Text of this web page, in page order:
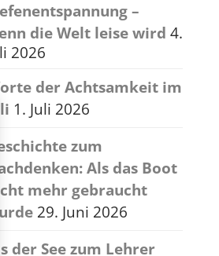
–
die Welt leise wird 4.
2026
der Achtsamkeit im
1. Juli 2026
zum
Als das Boot
mehr gebraucht
29. Juni 2026
der See zum Lehrer